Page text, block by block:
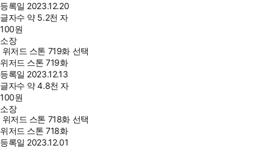
등록일 2023.12.20
글자수 약 5.2천 자
100원
소장
위저드 스톤 719화 선택
위저드 스톤 719화
등록일 2023.12.13
글자수 약 4.8천 자
100원
소장
위저드 스톤 718화 선택
위저드 스톤 718화
등록일 2023.12.01